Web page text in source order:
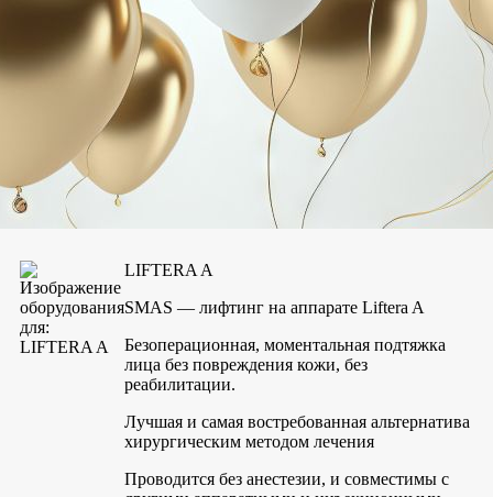
Европейские технологии
В нашей клинике используются
новейшие технологии на современном оборудовании —
подробнее
LIFTERA A
SMAS — лифтинг на аппарате Liftera A
Безоперационная, моментальная подтяжка
лица без повреждения кожи, без
реабилитации.
Лучшая и самая востребованная альтернатива
хирургическим методом лечения
Проводится без анестезии, и совместимы с